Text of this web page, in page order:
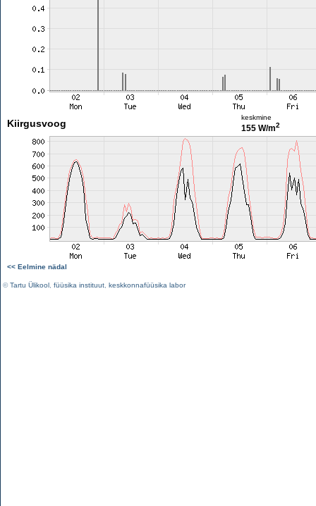
Kiirgusvoog
keskmine
155 W/m2
<< Eelmine nädal
©Tartu Ülikool füüsika instituut keskkonnafüüsika labor